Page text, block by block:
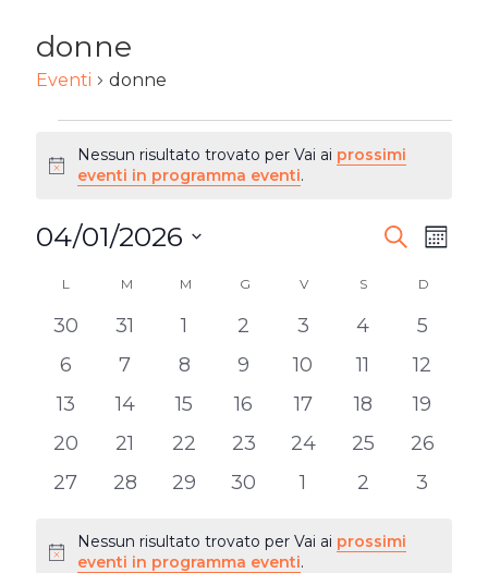
donne
Eventi donne
EVENTI
Notice
Nessun risultato trovato per Vai ai prossimi
eventi in programma eventi.
EVENTI
VISTE
CercaMese
04/01/2026
data.
CALENDARIO
DI
EVENTI
L M MARTEDÌ
M MERCOLEDÌ
G GIOVEDÌ
VVENERDÌ
SSABATOD
0
eventi
30
0
eventi
31
0
eventi
1
0
eventi
2
0
eventi
3
0
eventi
4
0
eventi
5
0
eventi
6
0
eventi
7
0
eventi
8
0
eventi
9
0
eventi
10
0
eventi
11
0
eventi
12
0
eventi
13
0
eventi
14
0
eventi
15
0
eventi
16
0
eventi
17
0
eventi
18
0
eventi
19
0
eventi
20
0
eventi
21
0
eventi
22
0
eventi
23
0
eventi
24
0
eventi
25
0
eventi
26
0
27
0
28
0
29
0
30
01
0
2
0
3
Notice
Nessun risultato trovato per Vai ai prossimi
eventi in programma eventi.